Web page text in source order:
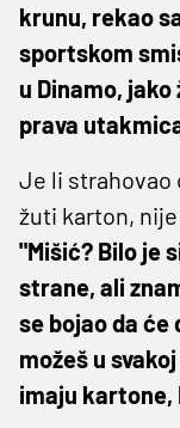
krunu, rekao
sportskom
u Dinamo,
prava
Je li strahovao
žuti karton,
"Mišić? Bilo je
strane, ali
se bojao da
možeš u
imaju kartone,